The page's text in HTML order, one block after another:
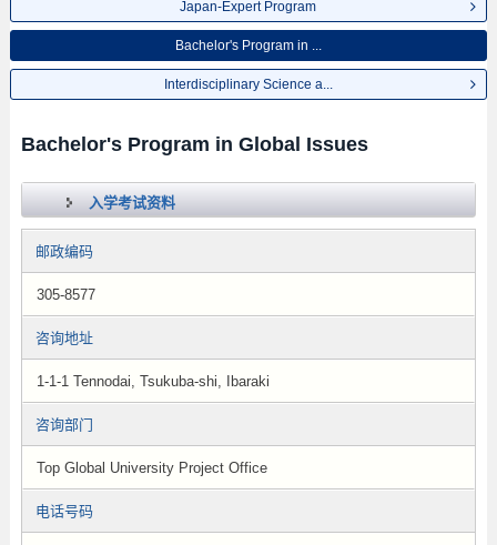
Japan-Expert Program
Bachelor's Program in ...
Interdisciplinary Science a...
Bachelor's Program in Global Issues
入学考试资料
邮政编码
305-8577
咨询地址
1-1-1 Tennodai, Tsukuba-shi, Ibaraki
咨询部门
Top Global University Project Office
电话号码